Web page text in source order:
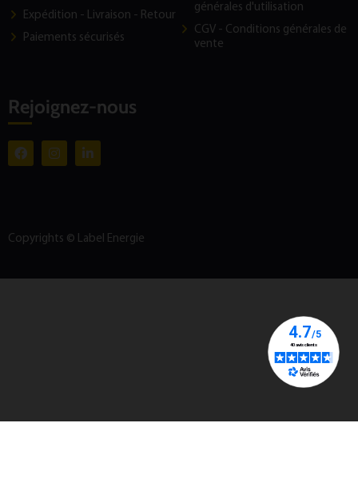
Expédition - Livraison - Retour
Paiements sécurisés
générales d'utilisation
CGV - Conditions générales de
vente
Rejoignez-nous
Copyrights © Label Energie